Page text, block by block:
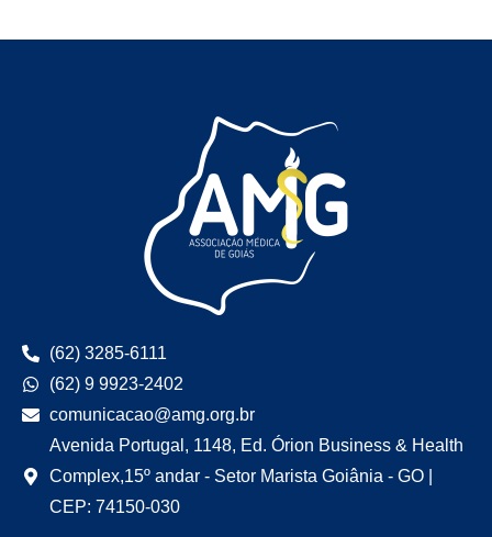
(62) 3285-6111
(62) 9 9923-2402
comunicacao@amg.org.br
Avenida Portugal, 1148, Ed. Órion Business & Health
Complex,15º andar - Setor Marista Goiânia - GO |
CEP: 74150-030